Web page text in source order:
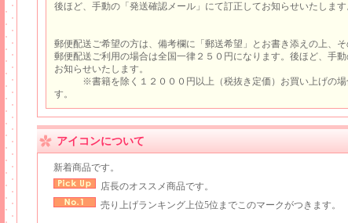
後ほど、手動の「発送確認メール」にて訂正してお知らせいたします
郵便配送ご希望の方は、備考欄に「郵送希望」とお書き添えの上、そ
郵便配送ご利用の場合は全国一律２５０円になります。後ほど、手
お知らせいたします。
※書籍を除く１２０００円以上（税抜き定価）お買い上げの場
す。
アイコンについて
新着商品です。
店長のオススメ商品です。
売り上げランキング上位5位までこのマークがつきます。